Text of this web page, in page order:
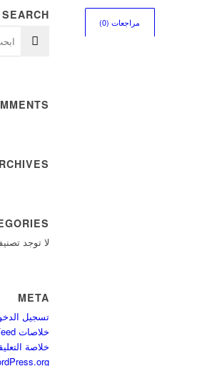
SEARCH
لا توجد
META
تسجيل
خلاصات Feed الإدخالات
خلاصة
مراجعات (0)